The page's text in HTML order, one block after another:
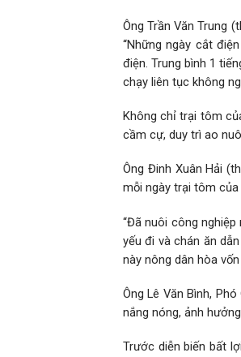
Ông Trần Văn Trung
“Những ngày cắt
điện. Trung bình 1
chạy liên tục không
Không chỉ trại tôm
cầm cự, duy trì ao
Ông Đinh Xuân Hải
mỗi ngày trại tôm
“Đã nuôi công
yếu đi và chán ăn
này nông dân hòa
Ông Lê Văn Bình,
nắng nóng, ảnh
Trước diễn biến bất